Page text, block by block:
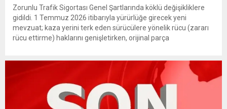
Zorunlu Trafik Sigortası Genel Şartlarında köklü değişikliklere
gidildi. 1 Temmuz 2026 itibarıyla yürürlüğe girecek yeni
mevzuat; kaza yerini terk eden sürücülere yönelik rücu (zararı
rücu ettirme) haklarını genişletirken, orijinal parça
getiriyor. Hazine Müsteşarlığına bağlı ilgili kurumlarca...